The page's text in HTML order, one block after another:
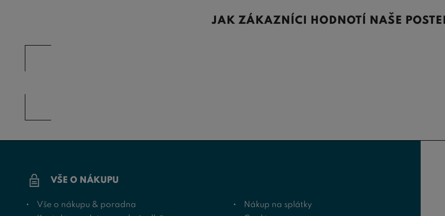
JAK ZÁKAZNÍCI HODNOTÍ NAŠE
VŠE O NÁKUPU
Vše o nákupu & poradna
Nákup na splátky